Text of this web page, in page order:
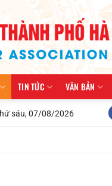
TIN TỨC VĂN BẢN
kiện toàn tổ chức,
sáu, 07/08/2026